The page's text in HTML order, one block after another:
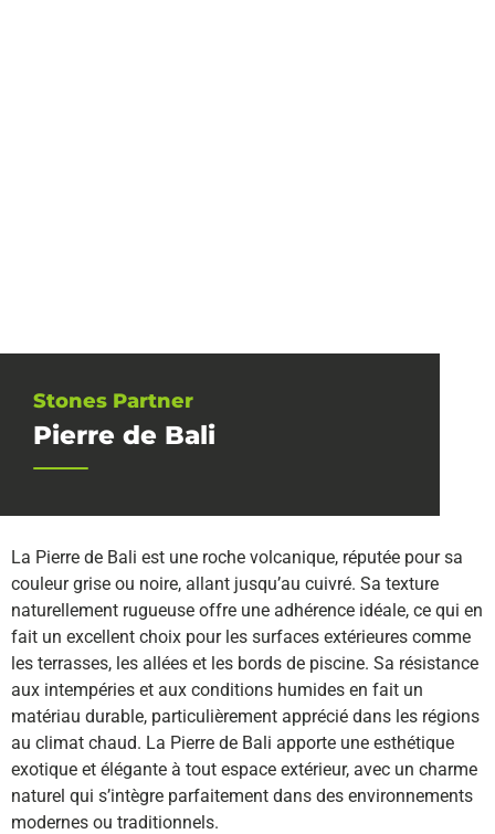
Stones Partner
Pierre de Bali
La Pierre de Bali est une roche volcanique, réputée pour sa
couleur grise ou noire, allant jusqu’au cuivré. Sa texture
naturellement rugueuse offre une adhérence idéale, ce qui en
fait un excellent choix pour les surfaces extérieures comme
les terrasses, les allées et les bords de piscine. Sa résistance
aux intempéries et aux conditions humides en fait un
matériau durable, particulièrement apprécié dans les régions
au climat chaud. La Pierre de Bali apporte une esthétique
exotique et élégante à tout espace extérieur, avec un charme
naturel qui s’intègre parfaitement dans des environnements
modernes ou traditionnels.